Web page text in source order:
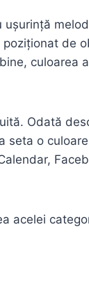
de
culoarea
Odată
seta o
acelei